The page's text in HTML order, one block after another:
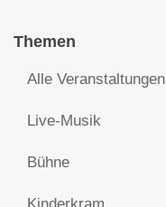
Themen
Alle Veranstaltungen
Live-Musik
Bühne